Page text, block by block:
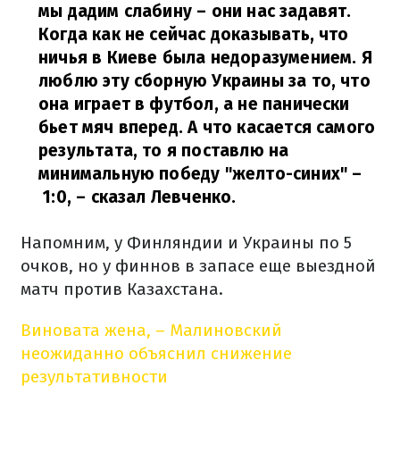
мы дадим слабину – они нас задавят.
Когда как не сейчас доказывать, что
ничья в Киеве была недоразумением. Я
люблю эту сборную Украины за то, что
она играет в футбол, а не панически
бьет мяч вперед. А что касается самого
результата, то я поставлю на
минимальную победу "желто-синих" –
1:0, – сказал Левченко.
Напомним, у Финляндии и Украины по 5
очков, но у финнов в запасе еще выездной
матч против Казахстана.
Виновата жена, – Малиновский
неожиданно объяснил снижение
результативности